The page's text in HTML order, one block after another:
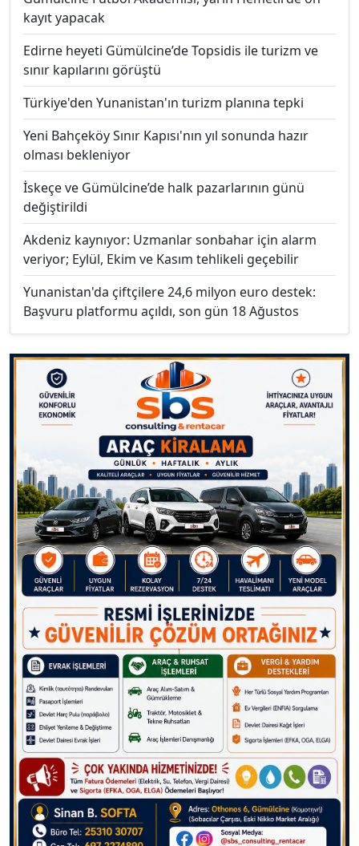
kayıt yapacak
Edirne heyeti Gümülcine’de Topsidis ile turizm ve
sınır kapılarını görüştü
Türkiye'den Yunanistan'ın turizm planına tepki
Yeni Bahçeköy Sınır Kapısı'nın yıl sonunda hazır
olması bekleniyor
İskeçe ve Gümülcine’de halk pazarlarının günü
değiştirildi
Akdeniz kaynıyor: Uzmanlar sonbahar için alarm
veriyor; Eylül, Ekim ve Kasım tehlikeli geçebilir
Yunanistan'da çiftçilere 24,6 milyon euro destek:
Başvuru platformu açıldı, son gün 18 Ağustos